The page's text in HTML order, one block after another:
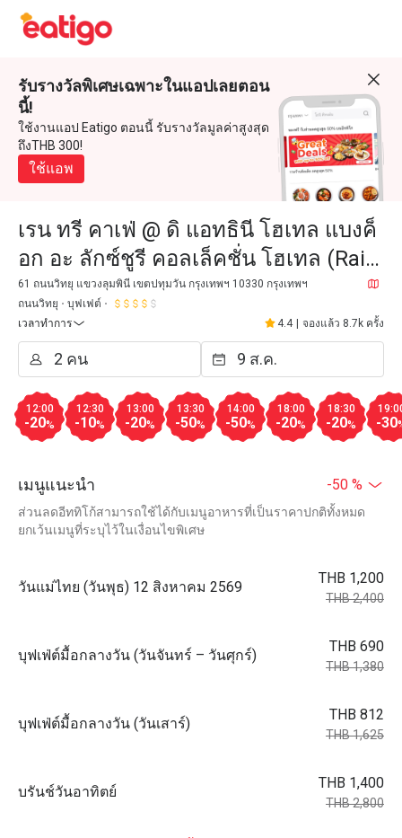
รับรางวัลพิเศษเฉพาะในแอปเลยตอน
นี้!
ใช้งานแอป Eatigo ตอนนี้ รับรางวัลมูลค่าสูงสุด
ถึงTHB 300!
ใช้แอพ
เรน ทรี คาเฟ่ @ ดิ แอทธินี โฮเทล แบงค็
อก อะ ลักซ์ชูรี คอลเล็คชั่น โฮเทล (Rain
Tree Café @ The Athenee Hotel, a
Luxury Collection
61 ถนนวิทยุ แขวงลุมพินี เขตปทุมวัน กรุงเทพฯ 10330 กรุงเทพฯ
ถนนวิทยุ
บุฟเฟต์
เวลาทำการ
4.4 จองแล้ว 8.7k ครั้ง
12:00
-20%
12:30
-10%
13:00
-20%
13:30
-50%
14:00
-50%
18:00
-20%
18:30
-20% -30
เมนูแนะนำ -50 %
ส่วนลดอีททิโก้สามารถใช้ได้กับเมนูอาหารที่เป็นราคาปกติทั้งหมด
ยกเว้นเมนูที่ระบุไว้ในเงื่อนไขพิเศษ
วันแม่ไทย (วันพุธ) 12 สิงหาคม 2569
THB 1,200
THB 2,400
บุฟเฟ่ต์มื้อกลางวัน (วันจันทร์ – วันศุกร์)
THB 690
THB 1,380
บุฟเฟ่ต์มื้อกลางวัน (วันเสาร์)
THB 812
THB 1,625
บรันช์วันอาทิตย์
THB 1,400
THB 2,800